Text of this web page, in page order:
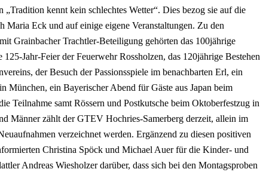
„Tradition kennt kein schlechtes Wetter“. Dies bezog sie auf die
Maria Eck und auf einige eigene Veranstaltungen. Zu den
Grainbacher Trachtler-Beteiligung gehörten das 100jährige
Jahr-Feier der Feuerwehr Rossholzen, das 120jährige Bestehen
der Besuch der Passionsspiele im benachbarten Erl, ein
München, ein Bayerischer Abend für Gäste aus Japan beim
Teilnahme samt Rössern und Postkutsche beim Oktoberfestzug in
Männer zählt der GTEV Hochries-Samerberg derzeit, allein im
verzeichnet werden. Ergänzend zu diesen positiven
Christina Spöck und Michael Auer für die Kinder- und
Andreas Wiesholzer darüber, dass sich bei den Montagsproben